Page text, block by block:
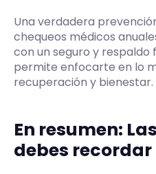
Una verdadera
chequeos médicos
con un seguro y respaldo
permite enfocarte en lo
recuperación y bienestar.
En resumen:
debes recordar